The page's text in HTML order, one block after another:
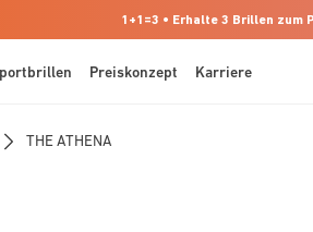
1+1=3 • Erhalte 3 Brillen zum
Preiskonzept Karriere
THE ATHENA